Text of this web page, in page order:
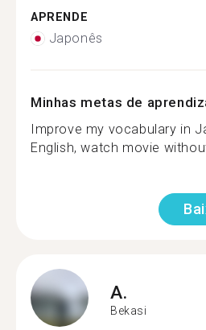
APRENDE
Japonês
Minhas metas de
Improve my vocabulary in
English, watch movie
A.
Bekasi